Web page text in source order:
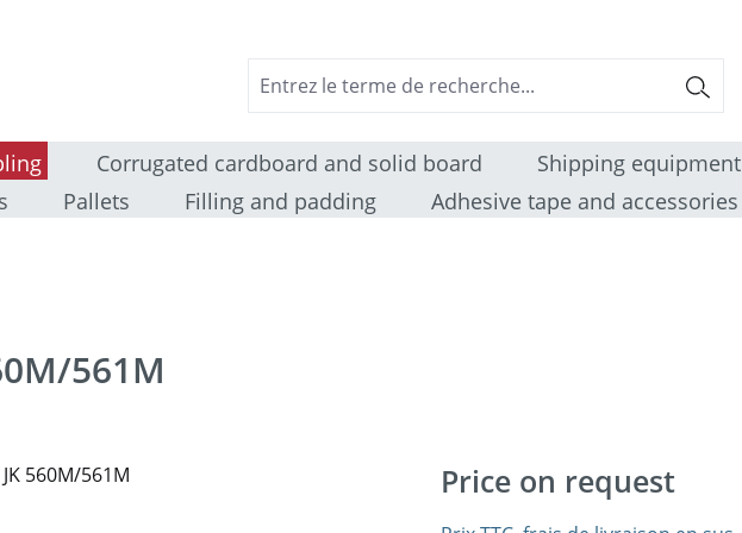
Corrugated cardboard and solid board Shipping equipment
Pallets Filling and padding Adhesive tape and accessories
561M
Price on request